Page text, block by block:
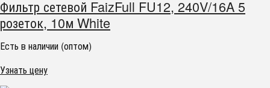
Фильтр сетевой FaizFull FU12, 240V/16A 5
розеток, 10м White
Есть в наличии (оптом)
Узнать цену